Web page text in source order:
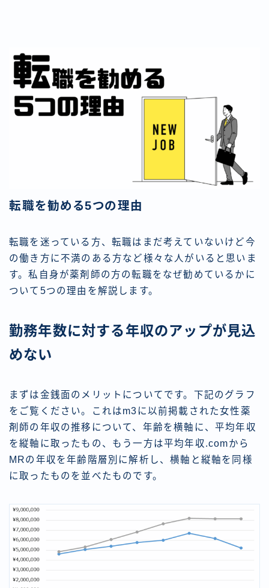
転職を勧める5つの理由
転職を迷っている方、転職はまだ考えていないけど今
の働き方に不満のある方など様々な人がいると思いま
す。私自身が薬剤師の方の転職をなぜ勧めているかに
ついて5つの理由を解説します。
勤務年数に対する年収のアップが見込
めない
まずは金銭面のメリットについてです。下記のグラフ
をご覧ください。これはm3に以前掲載された女性薬
剤師の年収の推移について、年齢を横軸に、平均年収
を縦軸に取ったもの、もう一方は平均年収.comから
MRの年収を年齢階層別に解析し、横軸と縦軸を同様
に取ったものを並べたものです。